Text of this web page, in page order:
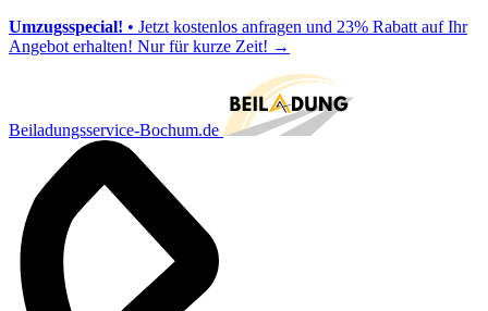
Umzugsspecial! • Jetzt kostenlos anfragen und 23% Rabatt auf Ihr
Angebot erhalten! Nur für kurze Zeit! →
Beiladungsservice-Bochum.de